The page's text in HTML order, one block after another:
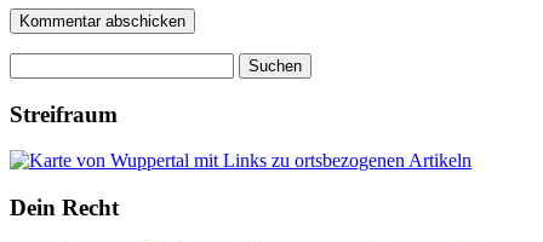
nach:
Streifraum
Dein Recht